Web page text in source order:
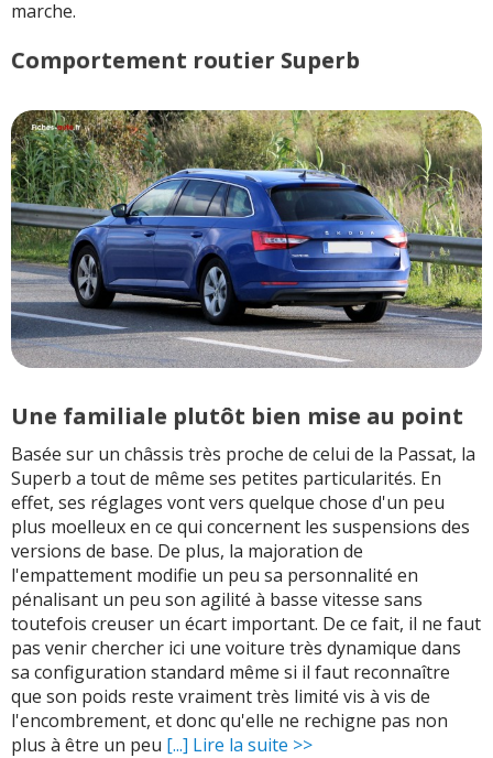
marche.
Comportement routier Superb
Une familiale plutôt bien mise au point
Basée sur un châssis très proche de celui de la Passat, la
Superb a tout de même ses petites particularités. En
effet, ses réglages vont vers quelque chose d'un peu
plus moelleux en ce qui concernent les suspensions des
versions de base. De plus, la majoration de
l'empattement modifie un peu sa personnalité en
pénalisant un peu son agilité à basse vitesse sans
toutefois creuser un écart important. De ce fait, il ne faut
pas venir chercher ici une voiture très dynamique dans
sa configuration standard même si il faut reconnaître
que son poids reste vraiment très limité vis à vis de
l'encombrement, et donc qu'elle ne rechigne pas non
plus à être un peu [...] Lire la suite >>